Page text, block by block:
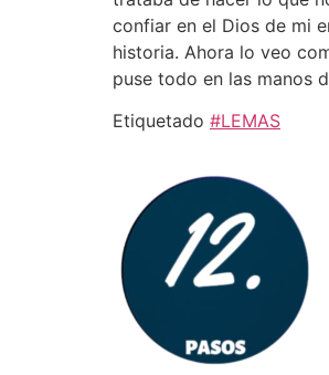
confiar en el Dios de mi
historia. Ahora lo veo
puse todo en las manos
Etiquetado #LEMAS